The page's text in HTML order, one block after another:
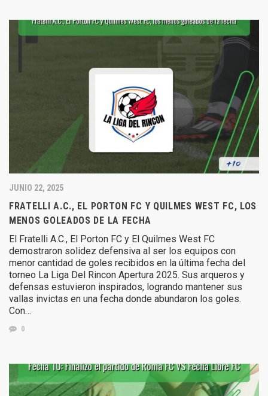
JUNIO 22, 2025
FRATELLI A.C., EL PORTON FC Y QUILMES WEST FC, LOS
MENOS GOLEADOS DE LA FECHA
El Fratelli A.C., El Porton FC y El Quilmes West FC
demostraron solidez defensiva al ser los equipos con
menor cantidad de goles recibidos en la última fecha del
torneo La Liga Del Rincon Apertura 2025. Sus arqueros y
defensas estuvieron inspirados, logrando mantener sus
vallas invictas en una fecha donde abundaron los goles.
Con…
0